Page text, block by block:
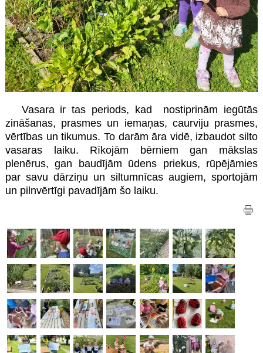
Vasara ir tas periods, kad nostiprinām iegūtās
zināšanas, prasmes un iemaņas, caurviju prasmes,
vērtības un tikumus. To darām āra vidē, izbaudot silto
vasaras laiku. Rīkojām bērniem gan mākslas
plenērus, gan baudījām ūdens priekus, rūpējāmies
par savu dārziņu un siltumnīcas augiem, sportojām
un pilnvērtīgi pavadījām šo laiku.